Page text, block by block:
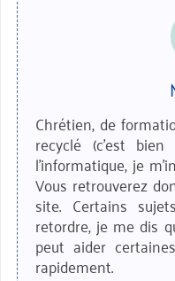
Chrétien, de
recyclé (c'est
l'informatique, je
Vous retrouverez
site. Certains
retordre, je me dis
peut aider
rapidement.